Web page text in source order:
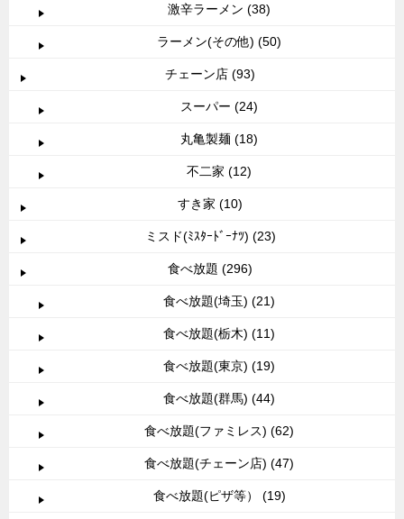
激辛ラーメン (38)
ラーメン(その他) (50)
チェーン店 (93)
スーパー (24)
丸亀製麺 (18)
不二家 (12)
すき家 (10)
ミスド(ﾐｽﾀｰﾄﾞｰﾅﾂ) (23)
食べ放題 (296)
食べ放題(埼玉) (21)
食べ放題(栃木) (11)
食べ放題(東京) (19)
食べ放題(群馬) (44)
食べ放題(ファミレス) (62)
食べ放題(チェーン店) (47)
食べ放題(ピザ等） (19)